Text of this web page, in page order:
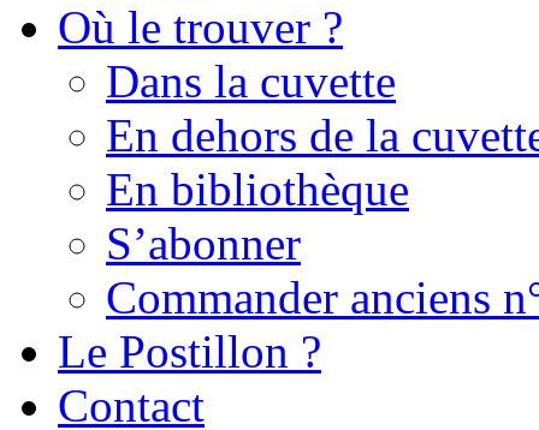
Où le trouver ?
Dans la cuvette
En dehors de la
En bibliothèque
S’abonner
Commander anciens
Le Postillon ?
Contact